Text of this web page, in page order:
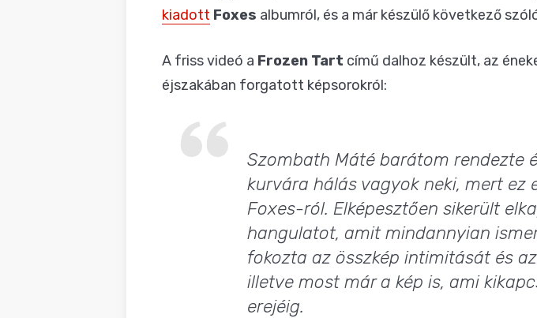
kiadott Foxes albumról, és a már készülő következő
A friss videó a Frozen Tart című dalhoz készült, az
éjszakában forgatott képsorokról:
Szombath Máté barátom rendezte
kurvára hálás vagyok neki, mert ez
Foxes-ról. Elképesztően sikerült
hangulatot, amit mindannyian
fokozta az összkép intimitását és
illetve most már a kép is, ami
erejéig.